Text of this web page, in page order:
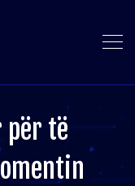
për të